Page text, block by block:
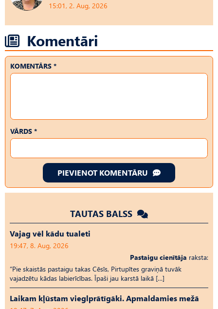
15:01, 2. Aug, 2026
Komentāri
KOMENTĀRS *
VĀRDS *
PIEVIENOT KOMENTĀRU
TAUTAS BALSS
Vajag vēl kādu tualeti
19:47, 8. Aug, 2026
Pastaigu cienītāja raksta:
“Pie skaistās pastaigu takas Cēsīs, Pirtupītes graviņā tuvāk
vajadzētu kādas labierīcības. Īpaši jau karstā laikā […]
Laikam kļūstam vieglprātīgāki. Apmaldamies mežā